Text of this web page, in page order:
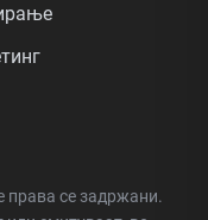
права се задржани.